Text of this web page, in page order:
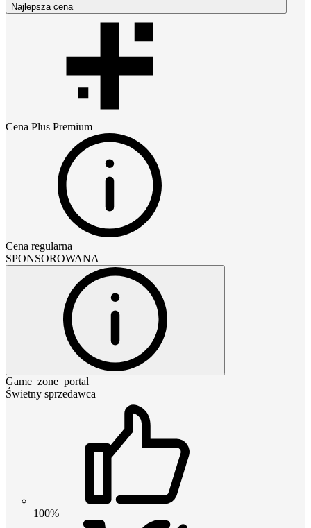
Najlepsza cena
Cena Plus Premium
Cena regularna
SPONSOROWANA
Game_zone_portal
Świetny sprzedawca
100%